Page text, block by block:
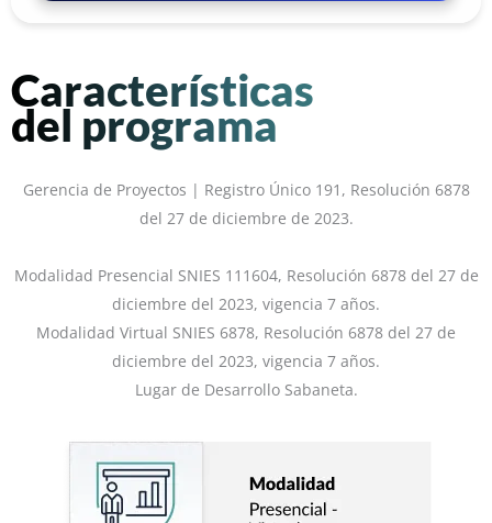
Características
del programa
Gerencia de Proyectos | Registro Único 191, Resolución 6878
del 27 de diciembre de 2023.
Modalidad Presencial SNIES 111604, Resolución 6878 del 27 de
diciembre del 2023, vigencia 7 años.
Modalidad Virtual SNIES 6878, Resolución 6878 del 27 de
diciembre del 2023, vigencia 7 años.
Lugar de Desarrollo Sabaneta.